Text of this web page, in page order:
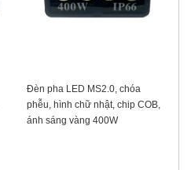
Đèn pha LED MS2.0, chóa
phễu, hình chữ nhật, chip COB,
ánh sáng vàng 400W